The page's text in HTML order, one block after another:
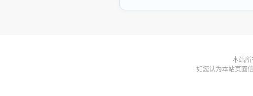
本站
如您认为本站页面